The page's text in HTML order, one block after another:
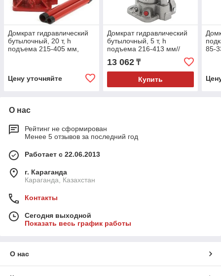
Домкрат гидравлический
бутылочный, 20 т, h
подъема 215-405 мм,
Цену уточняйте
Домкрат гидравлический
бутылочный, 5 т, h
подъема 216-413 мм//
13 062₸
Купить
85-
О нас
Рейтинг не сформирован
Менее 5 отзывов за последний год
Работает с 22.06.2013
г. Караганда
Караганда, Казахстан
Контакты
Сегодня выходной
Показать весь график работы
О нас